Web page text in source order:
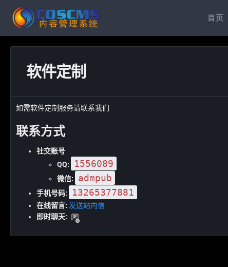
首页
软件定制
如需软件定制服务请联系我们
联系方式
社交账号
QQ:
1556089
微信: admpub
手机号码: 13265377881
在线留言: 发送站内信
即时聊天: